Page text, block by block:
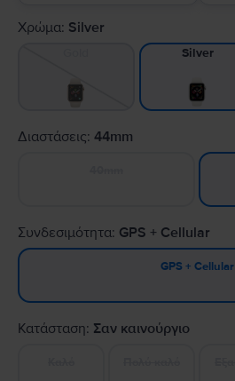
Χρώμα: Silver
Silver
Διαστάσεις: 44mm
Συνδεσιμότητα: GPS + Cellular
GPS + Cellular
Κατάσταση: Σαν καινούργιο